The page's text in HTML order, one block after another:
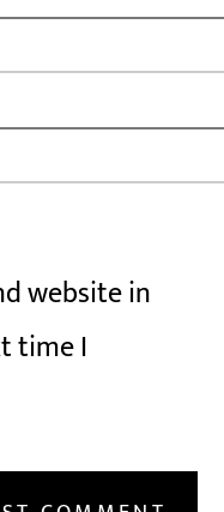
website in
time I